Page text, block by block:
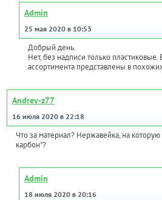
Admin
25 мая 2020 в 10:53
Добрый день.
Нет, без надписи только пластиковые.
ассортимента представлены в
Andrey-z77
16 июля 2020 в 22:18
Что за материал? Нержавейка, на
карбон"?
Admin
18 июля 2020 в 20:16